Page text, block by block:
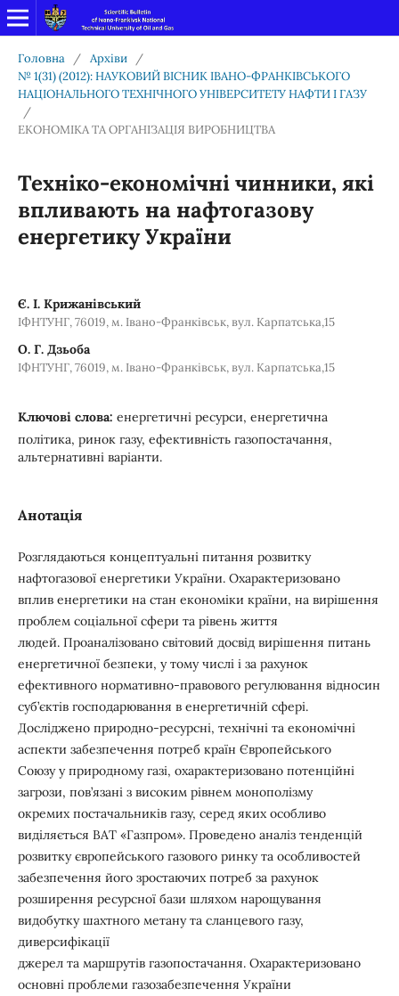
Головна / Архіви
/
№ 1(31) (2012): НАУКОВИЙ ВІСНИК ІВАНО-ФРАНКІВСЬКОГО
НАЦІОНАЛЬНОГО ТЕХНІЧНОГО УНІВЕРСИТЕТУ НАФТИ І ГАЗУ
/
ЕКОНОМІКА ТА ОРГАНІЗАЦІЯ ВИРОБНИЦТВА
Техніко-економічні чинники, які
впливають на нафтогазову
енергетику України
Є. І. Крижанівський
ІФНТУНГ, 76019, м. Івано-Франківськ, вул. Карпатська,15
О. Г. Дзьоба
ІФНТУНГ, 76019, м. Івано-Франківськ, вул. Карпатська,15
Ключові слова: енергетичні ресурси, енергетична
політика, ринок газу, ефективність газопостачання,
альтернативні варіанти.
Анотація
Розглядаються концептуальні питання розвитку
нафтогазової енергетики України. Охарактеризовано
вплив енергетики на стан економіки країни, на вирішення
проблем соціальної сфери та рівень життя
людей. Проаналізовано світовий досвід вирішення питань
енергетичної безпеки, у тому числі і за рахунок
ефективного нормативно-правового регулювання відносин
суб’єктів господарювання в енергетичній сфері.
Досліджено природно-ресурсні, технічні та економічні
аспекти забезпечення потреб країн Європейського
Союзу у природному газі, охарактеризовано потенційні
загрози, пов’язані з високим рівнем монополізму
окремих постачальників газу, серед яких особливо
виділяється ВАТ «Газпром». Проведено аналіз тенденцій
розвитку європейського газового ринку та особливостей
забезпечення його зростаючих потреб за рахунок
розширення ресурсної бази шляхом нарощування
видобутку шахтного метану та сланцевого газу,
диверсифікації
джерел та маршрутів газопостачання. Охарактеризовано
основні проблеми газозабезпечення України